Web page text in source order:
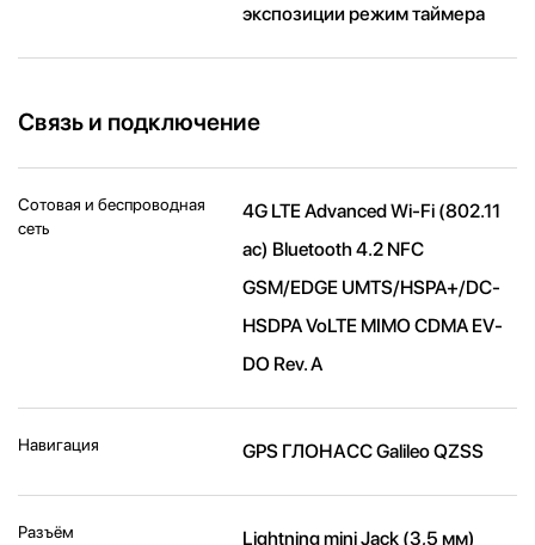
экспозиции режим таймера
Связь и подключение
Сотовая и беспроводная
сеть
4G LTE Advanced Wi-Fi (802.11​
ac) Bluetooth 4.2 NFC
GSM/EDGE UMTS/​HSPA+/​DC-
HSDPA VoLTE MIMO CDMA EV-
DO Rev. A
Навигация GPS ГЛОНАСС Galileo QZSS
Разъём Lightning mini Jack (3,5 мм)